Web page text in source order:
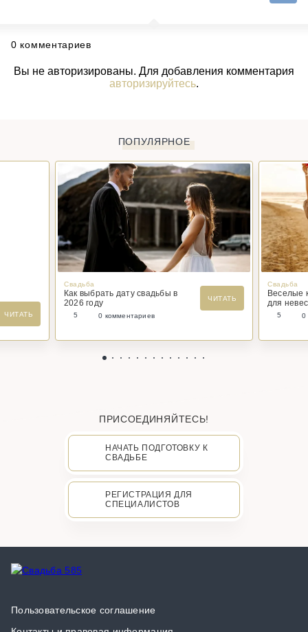
0 комментариев
Вы не авторизированы. Для добавления комментария
авторизируйтесь.
ПОПУЛЯРНОЕ
ЧИТАТЬ
Свадьба
Как выбрать дату свадьбы в
2026 году
ЧИТАТЬ
5 0 комментариев
Свадьба
Веселые
для
5 0
ПРИСОЕДИНЯЙТЕСЬ!
НАЧАТЬ ПОДГОТОВКУ К
СВАДЬБЕ
РЕГИСТРАЦИЯ ДЛЯ
СПЕЦИАЛИСТОВ
Пользовательское соглашение